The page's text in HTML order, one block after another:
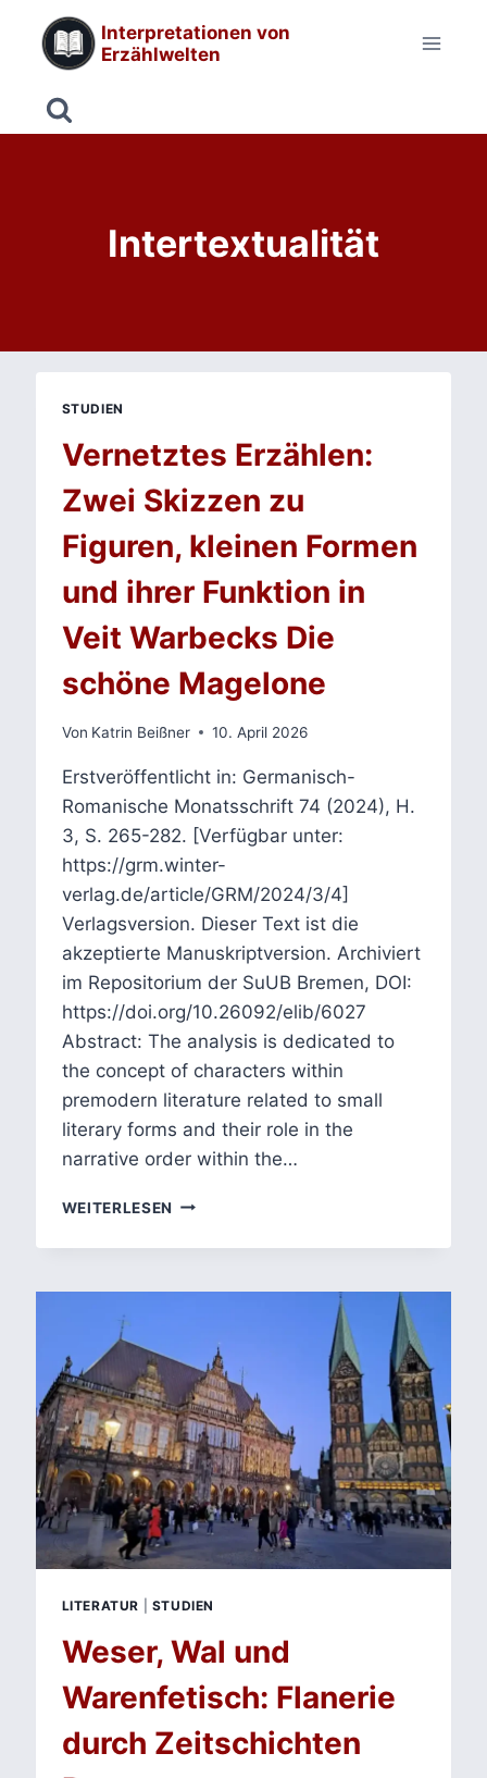
Inhalt
springen
Interpretationen von
Erzählwelten
Intertextualität
STUDIEN
Vernetztes Erzählen:
Zwei Skizzen zu
Figuren, kleinen Formen
und ihrer Funktion in
Veit Warbecks Die
schöne Magelone
Von Katrin Beißner 10. April 2026
Erstveröffentlicht in: Germanisch-
Romanische Monatsschrift 74 (2024), H.
3, S. 265-282. [Verfügbar unter:
https://grm.winter-
verlag.de/article/GRM/2024/3/4]
Verlagsversion. Dieser Text ist die
akzeptierte Manuskriptversion. Archiviert
im Repositorium der SuUB Bremen, DOI:
https://doi.org/10.26092/elib/6027
Abstract: The analysis is dedicated to
the concept of characters within
premodern literature related to small
literary forms and their role in the
narrative order within the…
WEITERLESEN VERNETZTES
ZWEI
ZU
KLEINEN
FORMEN
UND
IHRER
FUNKTION
IN
VEIT
WARBECKS
DIE
MAGELONE
LITERATUR STUDIEN
Weser, Wal und
Warenfetisch: Flanerie
durch Zeitschichten